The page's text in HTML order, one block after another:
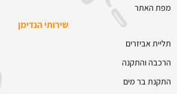
מפת האתר
שירותי הנדימן
תליית אביזרים
הרכבה והתקנה
התקנת בר מים